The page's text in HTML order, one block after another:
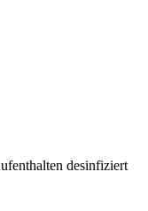
desinfiziert